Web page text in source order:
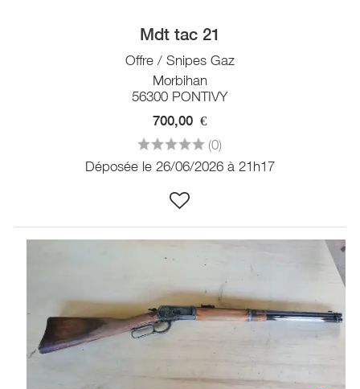
Mdt tac 21
Offre / Snipes Gaz
Morbihan
56300 PONTIVY
700,00 €
(0)
Déposée le 26/06/2026 à 21h17